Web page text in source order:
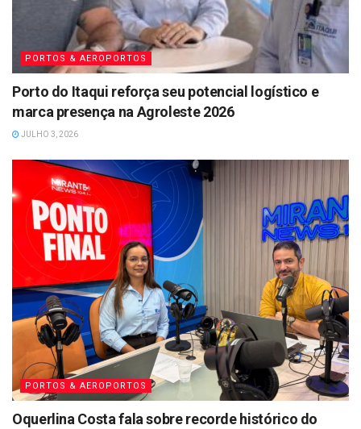
PORTOS & AEROPORTOS
Porto do Itaqui reforça seu potencial logístico e
marca presença na Agroleste 2026
JULHO 3, 2026
PORTOS & AEROPORTOS
Oquerlina Costa fala sobre recorde histórico do